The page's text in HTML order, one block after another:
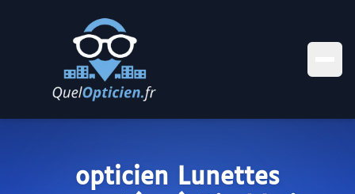
opticien Lunettes